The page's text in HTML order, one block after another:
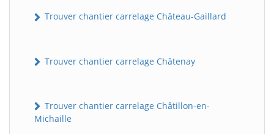
Trouver chantier carrelage Château-Gaillard
Trouver chantier carrelage Châtenay
Trouver chantier carrelage Châtillon-en-
Michaille